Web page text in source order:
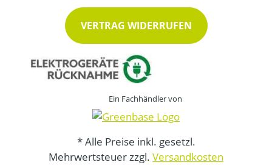
VERTRAG WIDERRUFEN
Ein Fachhändler von
* Alle Preise inkl. gesetzl.
Mehrwertsteuer zzgl. Versandkosten